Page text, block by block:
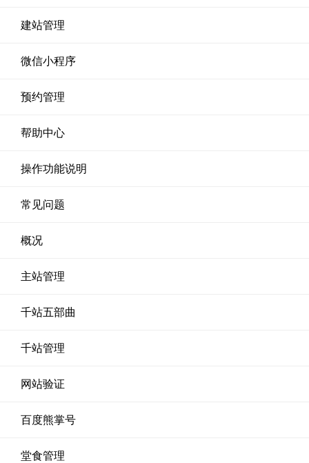
建站管理
微信小程序
预约管理
帮助中心
操作功能说明
常见问题
概况
主站管理
千站五部曲
千站管理
网站验证
百度熊掌号
堂食管理